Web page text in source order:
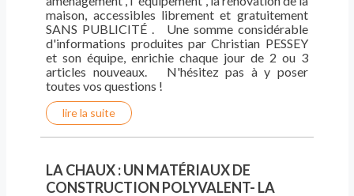
maison, accessibles librement et gratuitement
SANS PUBLICITÉ . Une somme considérable
d'informations produites par Christian PESSEY
et son équipe, enrichie chaque jour de 2 ou 3
articles nouveaux. N'hésitez pas à y poser
toutes vos questions !
lire la suite
LA CHAUX : UN MATÉRIAUX DE
CONSTRUCTION POLYVALENT- LA